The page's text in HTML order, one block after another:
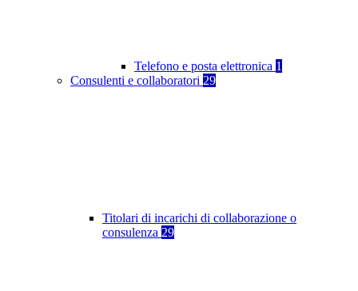
Telefono e posta elettronica 1
Consulenti e collaboratori 29
Titolari di incarichi di collaborazione o
consulenza 29